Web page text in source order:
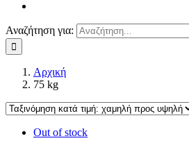
Αναζήτηση για:
Αρχική
75 kg
Out of stock